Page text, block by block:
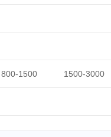
800-1500 1500-3000